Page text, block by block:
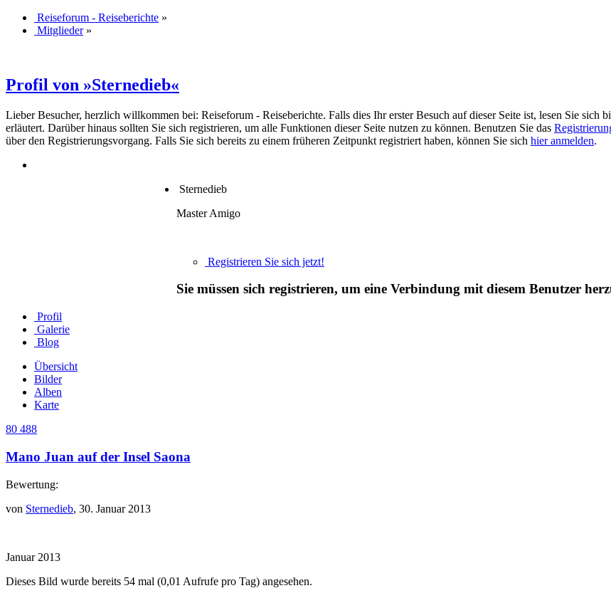
Reiseforum - Reiseberichte »
Mitglieder»
Profil von »Sternedieb«
Lieber Besucher, herzlich willkommen bei: Reiseforum - Reiseberichte. Falls dies Ihr erster Besuch auf dieser Seite ist, lesen Sie sich
erläutert. Darüber hinaus sollten Sie sich registrieren, um alle Funktionen dieser Seite nutzen zu können. Benutzen Sie das
über den Registrierungsvorgang. Falls Sie sich bereits zu einem früheren Zeitpunkt registriert haben, können Sie sich hier anmelden.
Sternedieb
Master Amigo
Registrieren Sie sich jetzt!
Sie müssen sich registrieren, um eine Verbindung mit diesem Benutzer
Profil
Galerie
Blog
Übersicht
Bilder
Alben
Karte
80 488
Mano Juan auf der Insel Saona
Bewertung:
von Sternedieb, 30. Januar 2013
Januar 2013
Dieses Bild wurde bereits 54 mal (0,01 Aufrufe pro Tag) angesehen.